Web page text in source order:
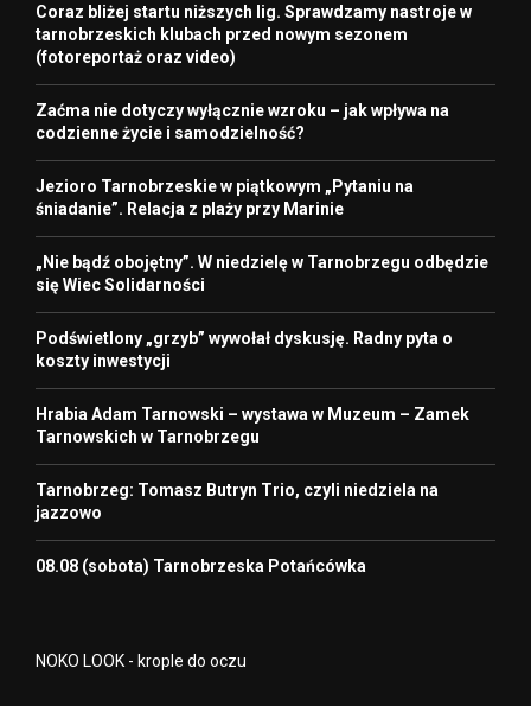
Coraz bliżej startu niższych lig. Sprawdzamy nastroje w
tarnobrzeskich klubach przed nowym sezonem
(fotoreportaż oraz video)
Zaćma nie dotyczy wyłącznie wzroku – jak wpływa na
codzienne życie i samodzielność?
Jezioro Tarnobrzeskie w piątkowym „Pytaniu na
śniadanie”. Relacja z plaży przy Marinie
„Nie bądź obojętny”. W niedzielę w Tarnobrzegu odbędzie
się Wiec Solidarności
Podświetlony „grzyb” wywołał dyskusję. Radny pyta o
koszty inwestycji
Hrabia Adam Tarnowski – wystawa w Muzeum – Zamek
Tarnowskich w Tarnobrzegu
Tarnobrzeg: Tomasz Butryn Trio, czyli niedziela na
jazzowo
08.08 (sobota) Tarnobrzeska Potańcówka
NOKO LOOK - krople do oczu